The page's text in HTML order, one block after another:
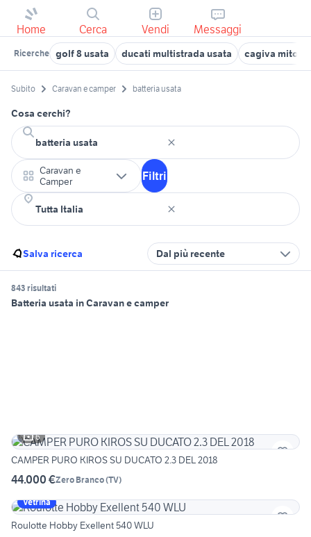
Home Cerca Vendi Messaggi
Ricerche golf 8 usata ducati multistrada usata cagiva mito
Subito Caravan e camper batteria usata
Cosa cerchi?
Caravan e
Camper
Filtri
Salva ricerca Dal più recente
843 risultati
Batteria usata in Caravan e camper
6
CAMPER PURO KIROS SU DUCATO 2.3 DEL 2018
44.000 €Zero Branco(TV)
Vetrina
Roulotte Hobby Exellent 540 WLU